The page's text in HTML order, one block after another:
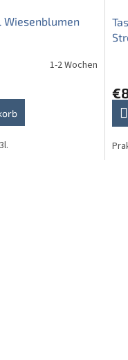
Wiesenblumen
1-2 Wochen